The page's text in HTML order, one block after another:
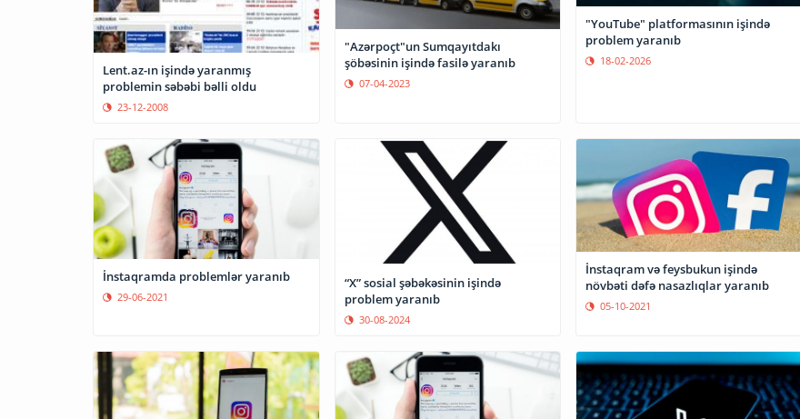
Lent.az-ın işində yaranmış
problemin səbəbi bəlli oldu
23-12-2008
"Azərpoçt"un Sumqayıtdakı
şöbəsinin işində fasilə yaranıb
07-04-2023
"YouTube" platformasının işində
problem yaranıb
18-02-2026
İnstaqramda problemlər yaranıb
29-06-2021
“X” sosial şəbəkəsinin işində
problem yaranıb
30-08-2024
İnstaqram və feysbukun işində
növbəti dəfə nasazlıqlar yaranıb
05-10-2021